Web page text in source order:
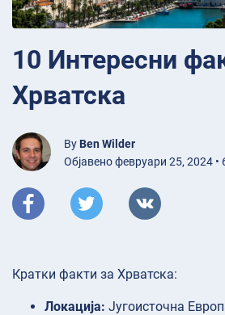
10 Интересни
Хрватска
By Ben Wilder
Објавено февруари 25, 2024 •
Кратки факти за Хрватска:
Локација: Југоисточна